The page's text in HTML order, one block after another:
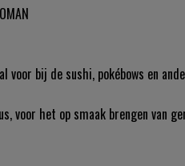
voor bij de sushi, pokébows en
voor het op smaak brengen van